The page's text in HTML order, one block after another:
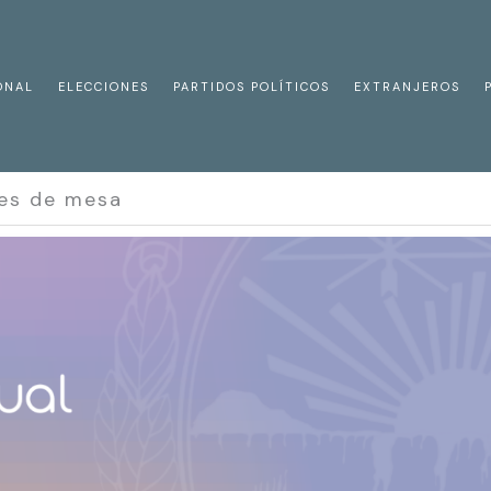
ELECCIONES PARTIDOS POLÍTICOS EXTRANJEROS
de mesa